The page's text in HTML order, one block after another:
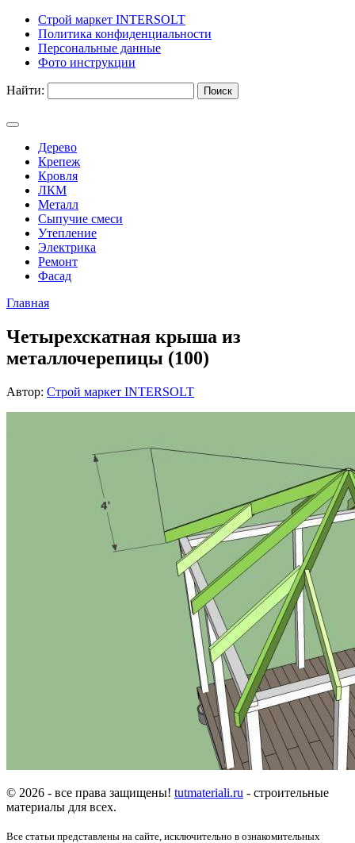
Строй маркет INTERSOLT
Политика конфиденциальности
Персональные данные
Фото инструкции
Найти:
Дерево
Крепеж
Кровля
ЛКМ
Металл
Сыпучие смеси
Утепление
Электрика
Ремонт
Фасад
Главная
Четырехскатная крыша из
металлочерепицы (100)
Автор: Строй маркет INTERSOLT
© 2026 - все права защищены! tutmateriali.ru - строительные
материалы для всех.
Все статьи представлены на сайте, исключительно в ознакомительных